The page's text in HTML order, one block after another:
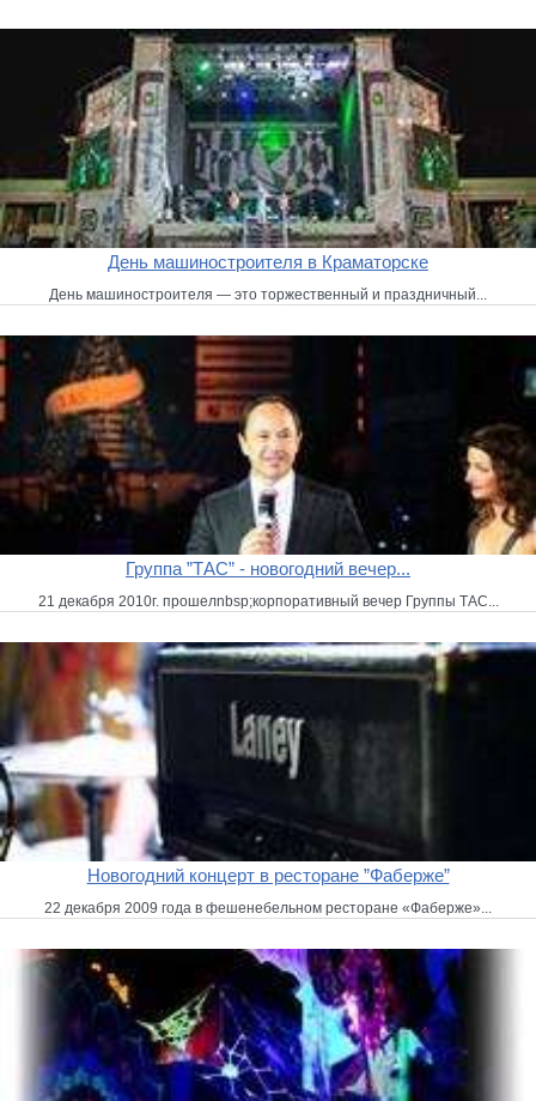
День машиностроителя в Краматорске
День машиностроителя — это торжественный и праздничный...
Группа ”ТАС” - новогодний вечер...
21 декабря 2010г. прошелnbsp;корпоративный вечер Группы ТАС...
Новогодний концерт в ресторане ”Фаберже”
22 декабря 2009 года в фешенебельном ресторане «Фаберже»...